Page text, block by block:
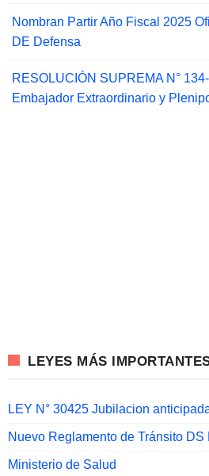
Nombran Partir Año Fiscal 2025
DE Defensa
RESOLUCIÓN SUPREMA N°
Embajador Extraordinario y
LEYES MÁS
LEY N° 30425 Jubilacion
Nuevo Reglamento de Tránsito DS
Ministerio de Salud